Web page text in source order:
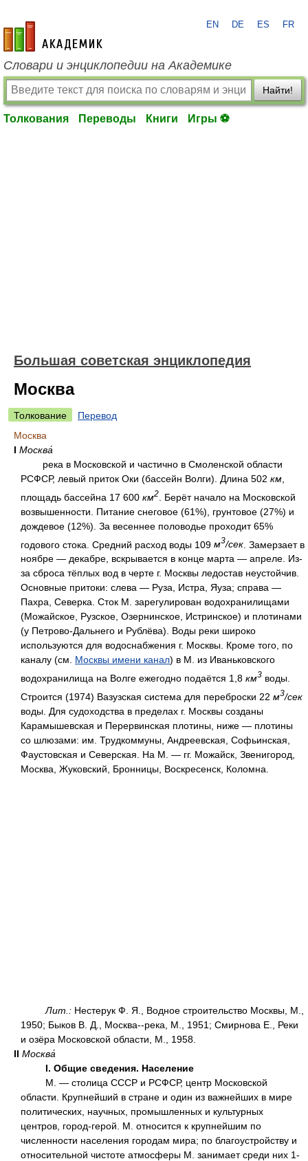
academic.ru
EN DE ES FR
Словари и энциклопедии на Академике
Найти!
Толкования Переводы Книги Игры ⚽
Большая советская энциклопедия
Москва
Толкование
Перевод
Москва
I Москва́
река в Московской и частично в Смоленской области
РСФСР, левый приток Оки (бассейн Волги). Длина 502 км
площадь бассейна 17 600 км2
. Берёт начало на Московской
возвышенности. Питание снеговое (61%), грунтовое (27%) и
дождевое (12%). За весеннее половодье проходит 65%
годового стока. Средний расход воды 109 м3/сек . Замерзает в
ноябре — декабре, вскрывается в конце марта — апреле. Из-
за сброса тёплых вод в черте г. Москвы ледостав неустойчив.
Основные притоки: слева — Руза, Истра, Яуза; справа —
Пахра, Северка. Сток М. зарегулирован водохранилищами
(Можайское, Рузское, Озернинское, Истринское) и плотинами
(у Петрово-Дальнего и Рублёва). Воды реки широко
используются для водоснабжения г. Москвы. Кроме того, по
каналу (см. Москвы имени канал) в М. из Иваньковского
водохранилища на Волге ежегодно подаётся 1,8 км3 воды.
Строится (1974) Вазузская система для переброски 22 м3/сек
воды. Для судоходства в пределах г. Москвы созданы
Карамышевская и Перервинская плотины, ниже — плотины
со шлюзами: им. Трудкоммуны, Андреевская, Софьинская,
Фаустовская и Северская. На М. — гг. Можайск, Звенигород,
Москва, Жуковский, Бронницы, Воскресенск, Коломна.
Лит.: Нестерук Ф. Я., Водное строительство Москвы, М.,
1950; Быков В. Д., Москва--река, М., 1951; Смирнова Е., Реки
и озёра Московской области, М., 1958.
II Москва́
I. Общие сведения. Население
М. — столица СССР и РСФСР, центр Московской
области. Крупнейший в стране и один из важнейших в мире
политических, научных, промышленных и культурных
центров, город-герой. М. относится к крупнейшим по
численности населения городам мира; по благоустройству и
относительной чистоте атмосферы М. занимает среди них 1-